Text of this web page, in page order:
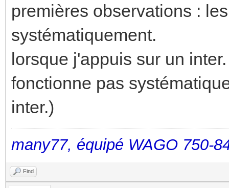
premières observations :
systématiquement.
lorsque j'appuis sur un
fonctionne pas
inter.)
many77, équipé WAGO 750-
Find